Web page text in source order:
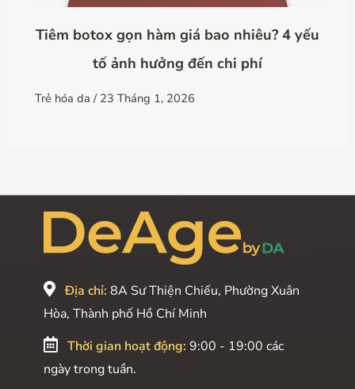
Tiêm botox gọn hàm giá bao nhiêu? 4 yếu
tố ảnh hưởng đến chi phí
Trẻ hóa da / 23 Tháng 1, 2026
Địa chỉ: 8A Sư Thiện Chiếu, Phường Xuân
Hòa, Thành phố Hồ Chí Minh
Thời gian hoạt động: 9:00 - 19:00 các
ngày trong tuần.